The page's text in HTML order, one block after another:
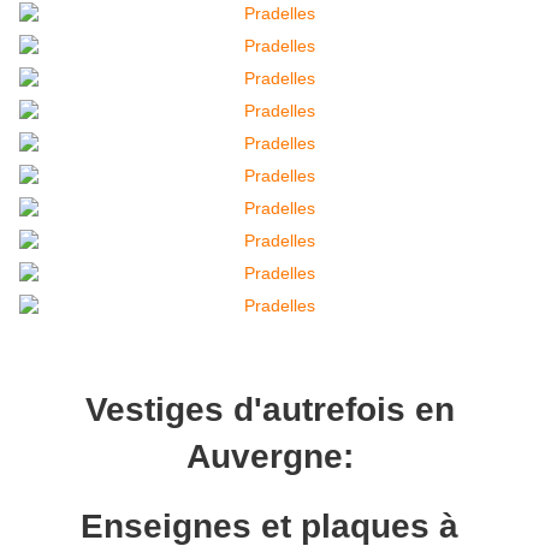
Vestiges d'autrefois en
Auvergne:
Enseignes et plaques à